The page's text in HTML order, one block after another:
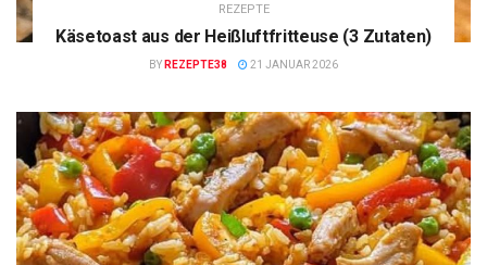
REZEPTE
Käsetoast aus der Heißluftfritteuse (3 Zutaten)
BY REZEPTE38 21 JANUAR 2026